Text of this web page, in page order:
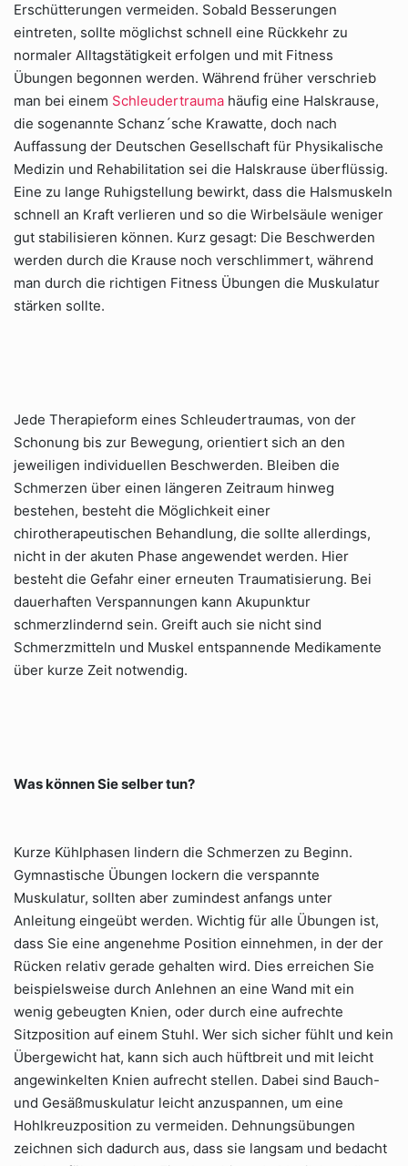
Erschütterungen vermeiden. Sobald Besserungen
eintreten, sollte möglichst schnell eine Rückkehr zu
normaler Alltagstätigkeit erfolgen und mit Fitness
Übungen begonnen werden. Während früher verschrieb
man bei einem Schleudertrauma häufig eine Halskrause,
die sogenannte Schanz´sche Krawatte, doch nach
Auffassung der Deutschen Gesellschaft für Physikalische
Medizin und Rehabilitation sei die Halskrause überflüssig.
Eine zu lange Ruhigstellung bewirkt, dass die Halsmuskeln
schnell an Kraft verlieren und so die Wirbelsäule weniger
gut stabilisieren können. Kurz gesagt: Die Beschwerden
werden durch die Krause noch verschlimmert, während
man durch die richtigen Fitness Übungen die Muskulatur
stärken sollte.
Jede Therapieform eines Schleudertraumas, von der
Schonung bis zur Bewegung, orientiert sich an den
jeweiligen individuellen Beschwerden. Bleiben die
Schmerzen über einen längeren Zeitraum hinweg
bestehen, besteht die Möglichkeit einer
chirotherapeutischen Behandlung, die sollte allerdings,
nicht in der akuten Phase angewendet werden. Hier
besteht die Gefahr einer erneuten Traumatisierung. Bei
dauerhaften Verspannungen kann Akupunktur
schmerzlindernd sein. Greift auch sie nicht sind
Schmerzmitteln und Muskel entspannende Medikamente
über kurze Zeit notwendig.
Was können Sie selber tun?
Kurze Kühlphasen lindern die Schmerzen zu Beginn.
Gymnastische Übungen lockern die verspannte
Muskulatur, sollten aber zumindest anfangs unter
Anleitung eingeübt werden. Wichtig für alle Übungen ist,
dass Sie eine angenehme Position einnehmen, in der der
Rücken relativ gerade gehalten wird. Dies erreichen Sie
beispielsweise durch Anlehnen an eine Wand mit ein
wenig gebeugten Knien, oder durch eine aufrechte
Sitzposition auf einem Stuhl. Wer sich sicher fühlt und kein
Übergewicht hat, kann sich auch hüftbreit und mit leicht
angewinkelten Knien aufrecht stellen. Dabei sind Bauch-
und Gesäßmuskulatur leicht anzuspannen, um eine
Hohlkreuzposition zu vermeiden. Dehnungsübungen
zeichnen sich dadurch aus, dass sie langsam und bedacht